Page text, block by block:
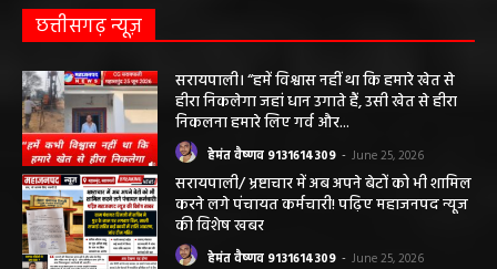
छत्तीसगढ़ न्यूज़
सरायपाली। “हमें विश्वास नहीं था कि हमारे खेत से
हीरा निकलेगा जहां धान उगाते हैं, उसी खेत से हीरा
निकलना हमारे लिए गर्व और...
हेमंत वैष्णव 9131614309 - June 25, 2026
सरायपाली/ भ्रष्टाचार में अब अपने बेटों को भी शामिल
करने लगे पंचायत कर्मचारी! पढ़िए महाजनपद न्यूज
की विशेष खबर
हेमंत वैष्णव 9131614309 - June 25, 2026